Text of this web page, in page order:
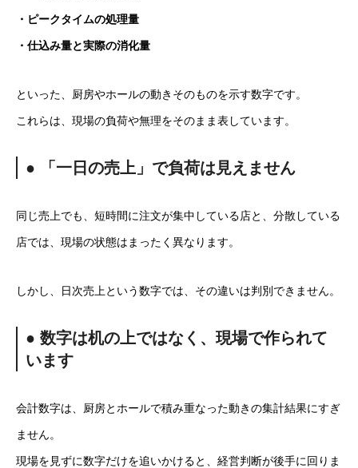
・ピークタイムの処理量
・仕込み量と実際の消化量
といった、厨房やホールの動きそのものを示す数字です。
これらは、現場の負荷や無理をそのまま表しています。
● 「一日の売上」で負荷は見えません
同じ売上でも、短時間に注文が集中している店と、分散している
店では、現場の状態はまったく異なります。
しかし、日次売上という数字では、その違いは判別できません。
● 数字は机の上ではなく、現場で作られて
います
会計数字は、厨房とホールで積み重なった動きの集計結果にすぎ
ません。
現場を見ずに数字だけを追いかけると、経営判断が後手に回りま